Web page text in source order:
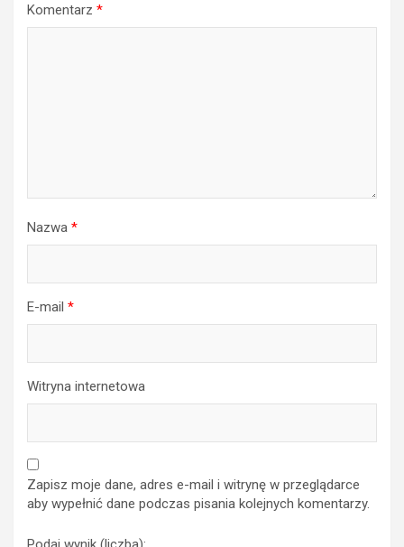
Komentarz *
Nazwa *
E-mail *
Witryna internetowa
Zapisz moje dane, adres e-mail i witrynę w przeglądarce
aby wypełnić dane podczas pisania kolejnych komentarzy.